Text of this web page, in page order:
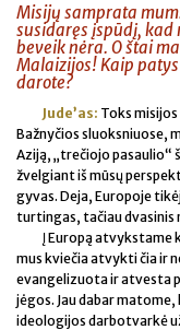
Misijų samprata
susidaręs įspūdį,
beveik nėra. O štai
Malaizijos! Kaip
darote?
Jude’as: Toks
Bažnyčios sluoksniuose,
Aziją, „trečiojo pasaulio“
žvelgiant iš mūsų
gyvas. Deja, Europoje
turtingas, tačiau dvasinis
Į Europą atvykstame
mus kviečia atvykti čia ir
evangelizuota ir atvesta
jėgos. Jau dabar
ideologijos darbotvarkė